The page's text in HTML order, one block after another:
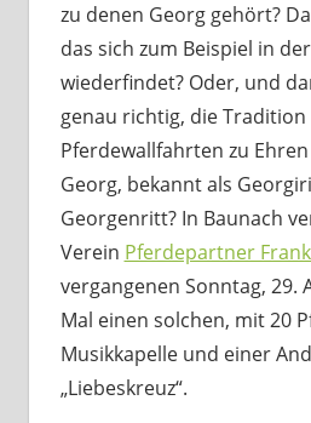
zu denen Georg gehört?
das sich zum Beispiel in
wiederfindet? Oder, und
genau richtig, die
Pferdewallfahrten zu
Georg, bekannt als
Georgenritt? In Baunach
Verein Pferdepartner
vergangenen Sonntag, 29.
Mal einen solchen, mit 20
Musikkapelle und einer
„Liebeskreuz“.